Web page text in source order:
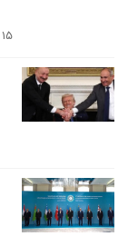
۱۵ آذر ۱۴۰۴